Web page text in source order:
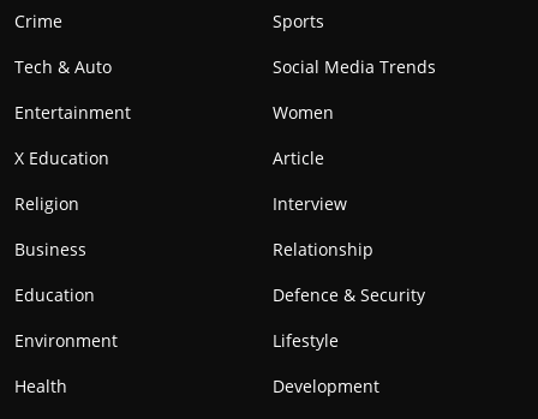
Crime
Sports
Tech & Auto
Social Media Trends
Entertainment
Women
X Education
Article
Religion
Interview
Business
Relationship
Education
Defence & Security
Environment
Lifestyle
Health
Development